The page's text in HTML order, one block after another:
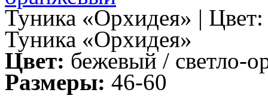
Туника «Орхидея» |
Туника «Орхидея»
Цвет: бежевый / светло-
Размеры: 46-60